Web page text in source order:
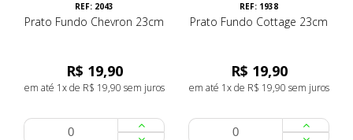
REF: 2043
Prato Fundo Chevron 23cm
R$ 19,90
em até 1x de R$ 19,90 sem juros
REF: 1938
Prato Fundo Cottage 23cm
R$ 19,90
em até 1x de R$ 19,90 sem juros